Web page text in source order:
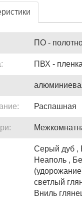
ПО -
ПВХ -
Распашная
Серый дуб ,
Неаполь ,
светлый
Вниль